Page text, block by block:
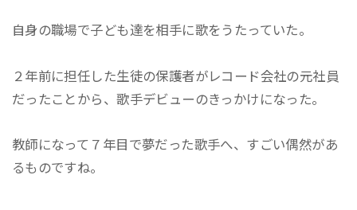
自身の職場で子ども達を相手に歌をうたっていた。
２年前に担任した生徒の保護者がレコード会社の元社員
だったことから、歌手デビューのきっかけになった。
教師になって７年目で夢だった歌手へ、すごい偶然があ
るものですね。